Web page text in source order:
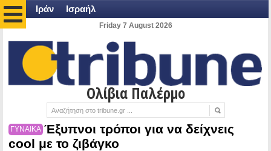
Ιράν Ισραήλ
Friday 7 August 2026
Ολίβια Παλέρμο
ΓΥΝΑΙΚΑ Έξυπνοι τρόποι για να δείχνεις
cool με το ζιβάγκο